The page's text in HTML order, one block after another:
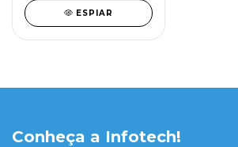
ESPIAR
Conheça a Infotech!